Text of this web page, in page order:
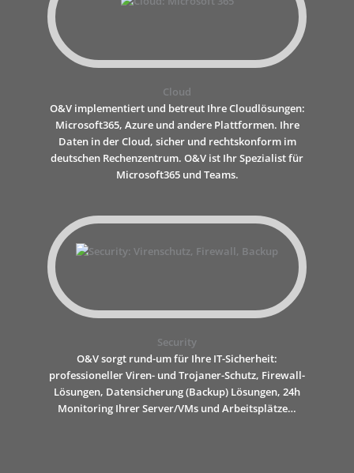
Cloud
O&V implementiert und betreut Ihre Cloudlösungen:
Microsoft365, Azure und andere Plattformen. Ihre
Daten in der Cloud, sicher und rechtskonform im
deutschen Rechenzentrum. O&V ist Ihr Spezialist für
Microsoft365 und Teams.
Security
O&V sorgt rund-um für Ihre IT-Sicherheit:
professioneller Viren- und Trojaner-Schutz, Firewall-
Lösungen, Datensicherung (Backup) Lösungen, 24h
Monitoring Ihrer Server/VMs und Arbeitsplätze…